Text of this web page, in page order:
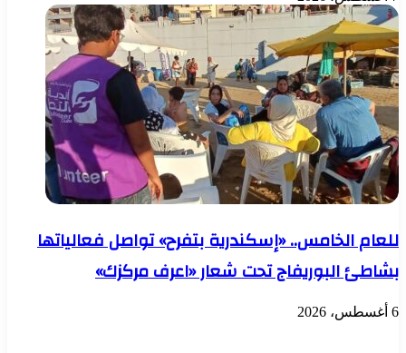
للعام الخامس.. «إسكندرية بتفرح» تواصل فعالياتها
بشاطئ البوريفاج تحت شعار «اعرف مركزك»
6 أغسطس، 2026